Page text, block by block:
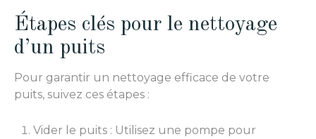
Étapes clés pour le nettoyage
d’un puits
Pour garantir un nettoyage efficace de votre
puits, suivez ces étapes :
Vider le puits : Utilisez une pompe pour